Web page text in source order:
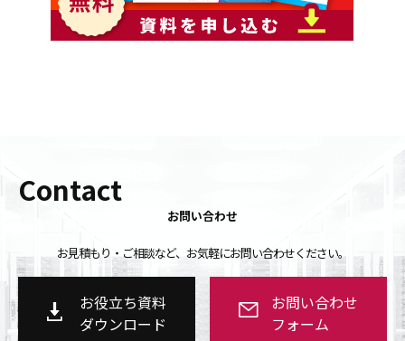
Contact
お問い合わせ
お見積もり・ご相談など、お気軽にお問い合わせください。
お役立ち資料
ダウンロード
お問い合わせ
フォーム